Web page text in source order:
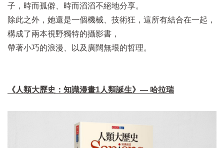
子，時而孤僻、時而滔滔不絕地分享。
除此之外，她還是一個機械、技術狂，這所有結合在一起，
構成了兩本視野獨特的攝影書，
帶著小巧的浪漫、以及廣闊無垠的哲理。
《人類大歷史：知識漫畫1人類誕生》— 哈拉瑞